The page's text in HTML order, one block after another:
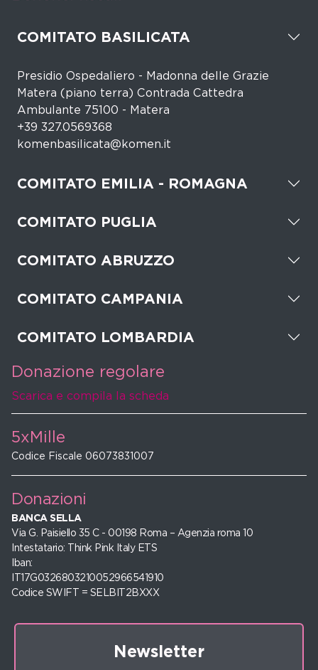
COMITATO BASILICATA
Presidio Ospedaliero - Madonna delle Grazie
Matera (piano terra) Contrada Cattedra
Ambulante 75100 - Matera
+39 327.0569368
komenbasilicata@komen.it
COMITATO EMILIA - ROMAGNA
COMITATO PUGLIA
COMITATO ABRUZZO
COMITATO CAMPANIA
COMITATO LOMBARDIA
Donazione regolare
Scarica e compila la scheda
5xMille
Codice Fiscale 06073831007
Donazioni
BANCA SELLA
Via G. Paisiello 35 C - 00198 Roma – Agenzia roma 10
Intestatario: Think Pink Italy ETS
Iban:
IT17G0326803210052966541910
Codice SWIFT = SELBIT2BXXX
Newsletter